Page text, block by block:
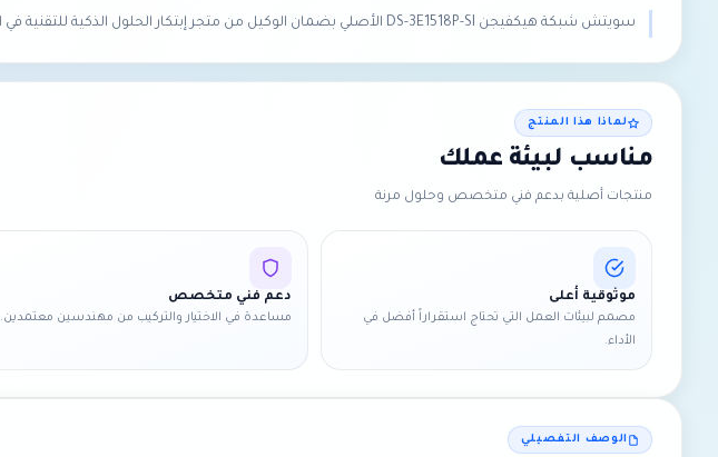
سويتش شبكة هيكفيجن DS-3E1518P-SI الأصلي بضمان الوكيل من متجر إبتكار الحلول الذكية للتقنية في المملكة العربية السعودية.
لماذا هذا المنتج
مناسب لبيئة عملك
منتجات أصلية بدعم فني متخصص وحلول مرنة
موثوقية أعلى
مصمم لبيئات العمل التي تحتاج استقراراً أفضل في
الأداء.
دعم فني متخصص
مساعدة في الاختيار والتركيب من مهندسين معتمدين.
الوصف التفصيلي